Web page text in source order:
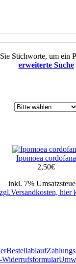
Stichworte, um ein
erweiterte Suche
Ipomoea cordofana
2,50€
inkl. 7%
hier
Bestellablauf